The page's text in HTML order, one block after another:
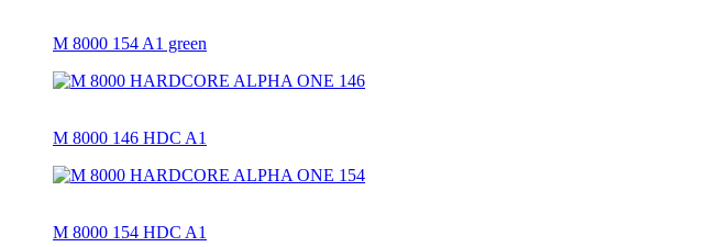
M 8000 154 A1 green
M 8000 146 HDC A1
M 8000 154 HDC A1